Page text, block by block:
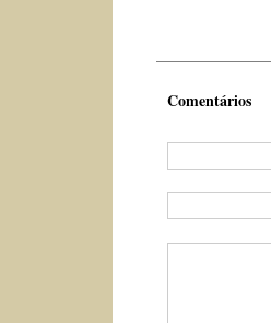
Comentários